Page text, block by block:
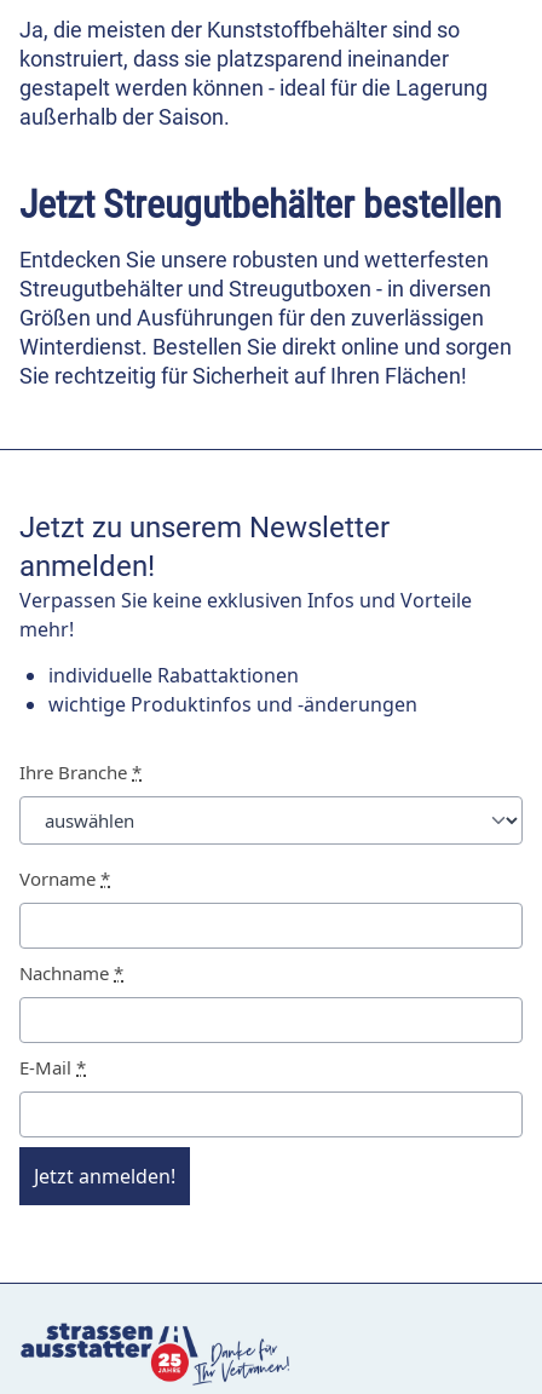
Ja, die meisten der Kunststoffbehälter sind so
konstruiert, dass sie platzsparend ineinander
gestapelt werden können - ideal für die Lagerung
außerhalb der Saison.
Jetzt Streugutbehälter bestellen
Entdecken Sie unsere robusten und wetterfesten
Streugutbehälter und Streugutboxen - in diversen
Größen und Ausführungen für den zuverlässigen
Winterdienst. Bestellen Sie direkt online und sorgen
Sie rechtzeitig für Sicherheit auf Ihren Flächen!
Jetzt zu unserem Newsletter
anmelden!
Verpassen Sie keine exklusiven Infos und Vorteile
mehr!
individuelle Rabattaktionen
wichtige Produktinfos und -änderungen
Ihre Branche *
Vorname *
Nachname *
E-Mail *
Jetzt anmelden!